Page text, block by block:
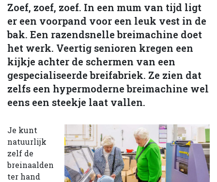
Zoef, zoef, zoef. In een mum van tijd ligt
er een voorpand voor een leuk vest in de
bak. Een razendsnelle breimachine doet
het werk. Veertig senioren kregen een
kijkje achter de schermen van een
gespecialiseerde breifabriek. Ze zien dat
zelfs een hypermoderne breimachine wel
eens een steekje laat vallen.
Je kunt
natuurlijk
zelf de
breinaalden
ter hand